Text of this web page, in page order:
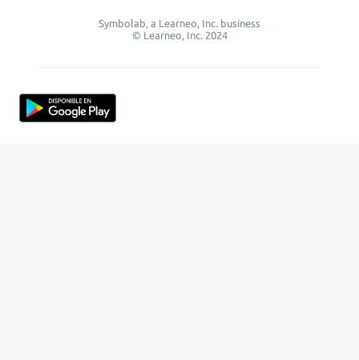
Symbolab, a Learneo, Inc. business
© Learneo, Inc. 2024